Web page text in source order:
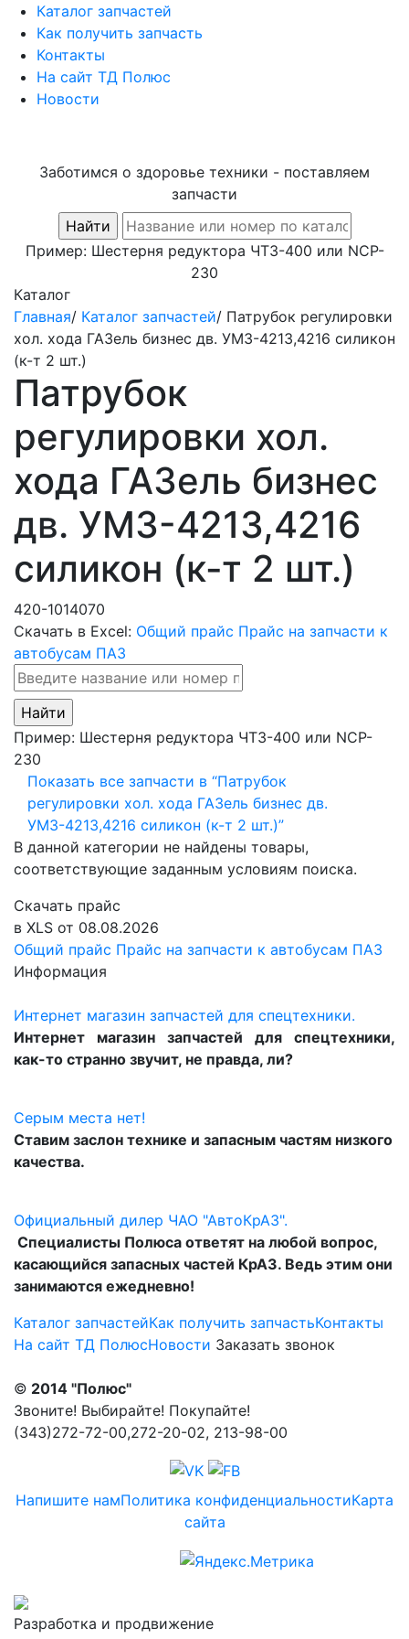
Каталог запчастей
Как получить запчасть
Контакты
На сайт ТД Полюс
Новости
Заботимся о здоровье техники - поставляем
запчасти
Пример: Шестерня редуктора ЧТЗ-400 или NCP-
230
Каталог
Главная/ Каталог запчастей/ Патрубок регулировки
хол. хода ГАЗель бизнес дв. УМЗ-4213,4216 силикон
(к-т 2 шт.)
Патрубок
регулировки хол.
хода ГАЗель бизнес
дв. УМЗ-4213,4216
силикон (к-т 2 шт.)
420-1014070
Скачать в Excel: Общий прайс Прайс на запчасти к
автобусам ПАЗ
Пример: Шестерня редуктора ЧТЗ-400 или NCP-
230
Показать все запчасти в “Патрубок
регулировки хол. хода ГАЗель бизнес дв.
УМЗ-4213,4216 силикон (к-т 2 шт.)”
В данной категории не найдены товары,
соответствующие заданным условиям поиска.
Скачать прайс
в XLS от 08.08.2026
Общий прайс Прайс на запчасти к автобусам ПАЗ
Информация
Интернет магазин запчастей для спецтехники.
Интернет магазин запчастей для спецтехники,
как-то странно звучит, не правда, ли?
Серым места нет!
Ставим заслон технике и запасным частям низкого
качества.
Официальный дилер ЧАО "АвтоКрАЗ".
Специалисты Полюса ответят на любой вопрос,
касающийся запасных частей КрАЗ. Ведь этим они
занимаются ежедневно!
Каталог запчастейКак получить запчастьКонтакты
На сайт ТД ПолюсНовости Заказать звонок
© 2014 "Полюс"
Звоните! Выбирайте! Покупайте!
(343)272-72-00,272-20-02, 213-98-00
Разработка и продвижение
Напишите намПолитика конфиденциальностиКарта
сайта